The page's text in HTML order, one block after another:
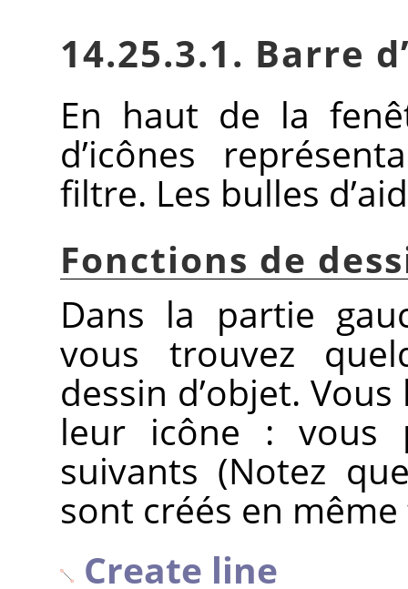
14.25.3.1. Barre
En haut de la
d’icônes
filtre. Les bulles
Fonctions de
Dans la partie
vous trouvez
dessin d’objet.
leur icône : vous
suivants (Notez
sont créés en
Create line